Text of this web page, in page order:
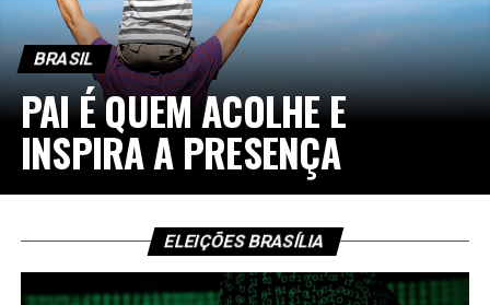
BRASIL
PAI É QUEM ACOLHE E
INSPIRA A PRESENÇA
ELEIÇÕES BRASÍLIA